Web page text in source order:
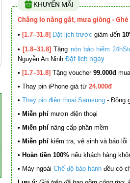
KHUYẾN MÃI
Chẳng lo nắng gắt, mưa giông -
• [1.7–31.8] Đặt lịch trước giảm đến
• [1.8–31.8] Tặng nón bảo hiểm
Nguyễn An Ninh Đặt lịch ngay
• [1.7–31.8] Tặng voucher 99.000đ
• Thay pin iPhone giá từ 24.000đ
• Thay pin điện thoại Samsung - Đồng
• Miễn phí mượn điện thoại
• Miễn phí nâng cấp phần mềm
• Miễn phí kiểm tra, vệ sinh và báo lỗi
• Hoàn tiền 100% nếu khách hàng
• Máy ngoài Chế độ bảo hành đều có